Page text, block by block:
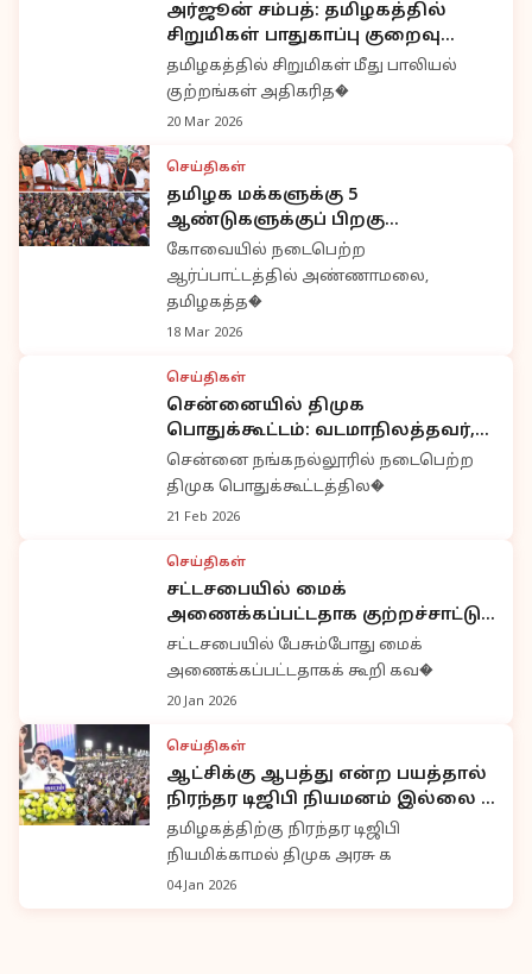
அர்ஜூன் சம்பத்: தமிழகத்தில்
சிறுமிகள் பாதுகாப்பு குறைவு
குறித்து குற்றச்சாட்டு
தமிழகத்தில் சிறுமிகள் மீது பாலியல்
குற்றங்கள் அதிகரித�
20 Mar 2026
செய்திகள்
தமிழக மக்களுக்கு 5
ஆண்டுகளுக்குப் பிறகு
உண்மையான வாய்ப்பு:
அண்ணாமலை
கோவையில் நடைபெற்ற
ஆர்ப்பாட்டத்தில் அண்ணாமலை,
தமிழகத்த�
18 Mar 2026
செய்திகள்
சென்னையில் திமுக
பொதுக்கூட்டம்: வடமாநிலத்தவர்,
கஞ்சா குறித்த அமைச்சர்
அன்பரசன் சர்ச்சை பேச்சு
சென்னை நங்கநல்லூரில் நடைபெற்ற
திமுக பொதுக்கூட்டத்தில�
21 Feb 2026
செய்திகள்
சட்டசபையில் மைக்
அணைக்கப்பட்டதாக குற்றச்சாட்டு:
கவர்னர் ரவி வெளியேற்றம்
குறித்து லோக் பவன் கடும்
சட்டசபையில் பேசும்போது மைக்
அணைக்கப்பட்டதாகக் கூறி கவ�
20 Jan 2026
செய்திகள்
ஆட்சிக்கு ஆபத்து என்ற பயத்தால்
நிரந்தர டிஜிபி நியமனம் இல்லை –
சேலத்தில் இபிஎஸ் கடும் தாக்கு
தமிழகத்திற்கு நிரந்தர டிஜிபி
நியமிக்காமல் திமுக அரசு க
04 Jan 2026